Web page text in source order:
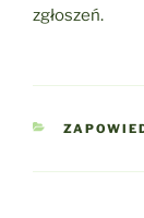
zgłoszeń.